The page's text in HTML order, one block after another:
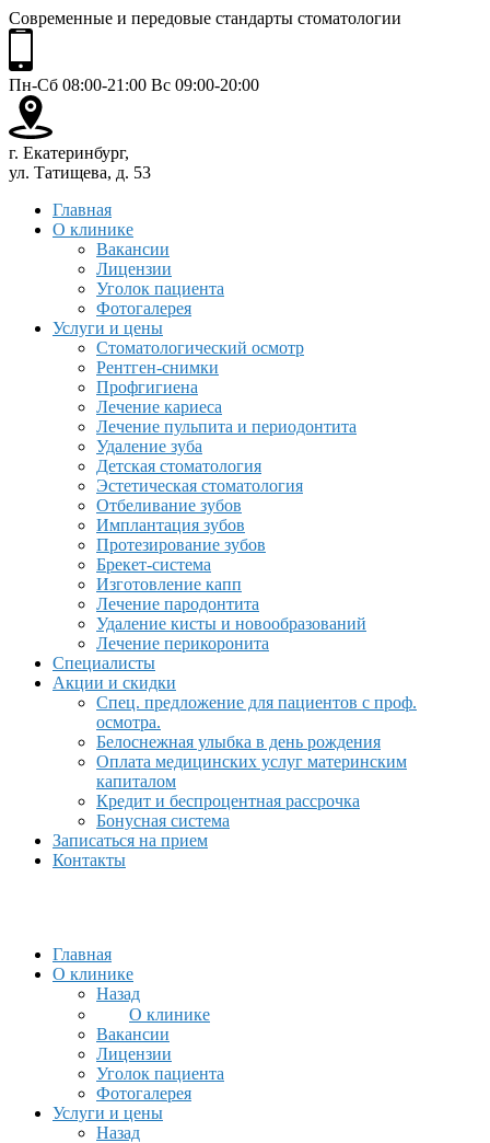
Современные и передовые стандарты стоматологии
Пн-Сб 08:00-21:00 Вс 09:00-20:00
г. Екатеринбург,
ул. Татищева, д. 53
Главная
О клинике
Вакансии
Лицензии
Уголок пациента
Фотогалерея
Услуги и цены
Стоматологический осмотр
Рентген-снимки
Профгигиена
Лечение кариеса
Лечение пульпита и периодонтита
Удаление зуба
Детская стоматология
Эстетическая стоматология
Отбеливание зубов
Имплантация зубов
Протезирование зубов
Брекет-система
Изготовление капп
Лечение пародонтита
Удаление кисты и новообразований
Лечение перикоронита
Специалисты
Акции и скидки
Спец. предложение для пациентов с проф.
осмотра.
Белоснежная улыбка в день рождения
Оплата медицинских услуг материнским
капиталом
Кредит и беспроцентная рассрочка
Бонусная система
Записаться на прием
Контакты
Главная
О клинике
Назад
О клинике
Вакансии
Лицензии
Уголок пациента
Фотогалерея
Услуги и цены
Назад